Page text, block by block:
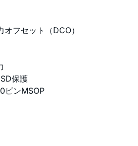
フセット（DCO）
保護
ピンMSOP